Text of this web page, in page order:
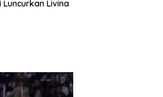
Luncurkan Livina